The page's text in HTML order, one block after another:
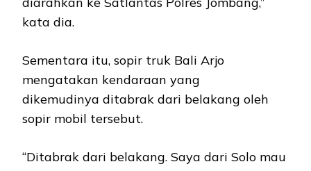
kata dia.
Sementara itu, sopir truk Bali Arjo
mengatakan kendaraan yang
dikemudinya ditabrak dari belakang oleh
sopir mobil tersebut.
“Ditabrak dari belakang. Saya dari Solo mau